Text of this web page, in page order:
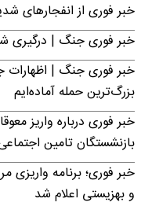
خبر فوری از انفجارهای شدید در
خبر فوری جنگ | درگیری
خبر فوری جنگ | اظهارات
بزرگ‌ترین حمله آماده‌ایم
خبر فوری درباره واریز
بازنشستگان تامین
و بهزیستی اعلام شد